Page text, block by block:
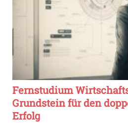
Fernstudium
Grundstein für den
Erfolg